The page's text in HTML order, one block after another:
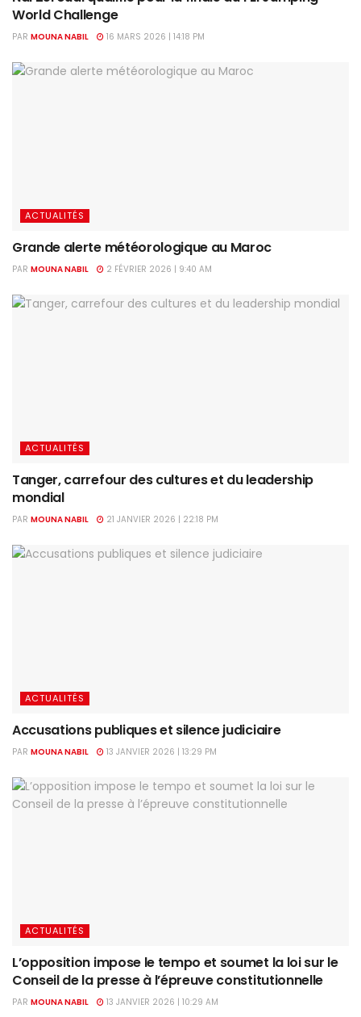
World Challenge
PAR MOUNA NABIL 16 MARS 2026 | 14:18 PM
ACTUALITÉS
Grande alerte météorologique au Maroc
PAR MOUNA NABIL 2 FÉVRIER 2026 | 9:40 AM
ACTUALITÉS
Tanger, carrefour des cultures et du leadership
mondial
PAR MOUNA NABIL 21 JANVIER 2026 | 22:18 PM
ACTUALITÉS
Accusations publiques et silence judiciaire
PAR MOUNA NABIL 13 JANVIER 2026 | 13:29 PM
ACTUALITÉS
L’opposition impose le tempo et soumet la loi sur le
Conseil de la presse à l’épreuve constitutionnelle
PAR MOUNA NABIL 13 JANVIER 2026 | 10:29 AM